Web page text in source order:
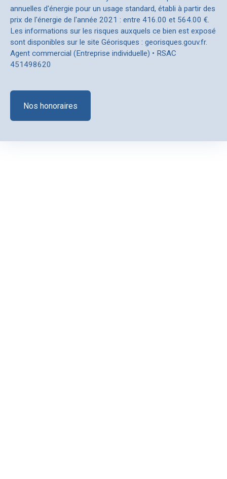
annuelles d'énergie pour un usage standard, établi à partir des
prix de l'énergie de l'année 2021 : entre 416.00 et 564.00 €.
Les informations sur les risques auxquels ce bien est exposé
sont disponibles sur le site Géorisques : georisques.gouv.fr.
Agent commercial (Entreprise individuelle) • RSAC
451498620
Nos honoraires